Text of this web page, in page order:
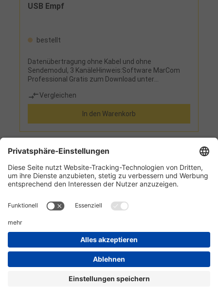
USB Empf
bestellt
Datenübertragung ohne Kabel und ohne
Sendemodul, 3 KanäleHinweis:Software MarCom
Professional Gratis zum Download unter
Vergleichen
In den Warenkorb
1 2 3
Informationen
Kundenservice